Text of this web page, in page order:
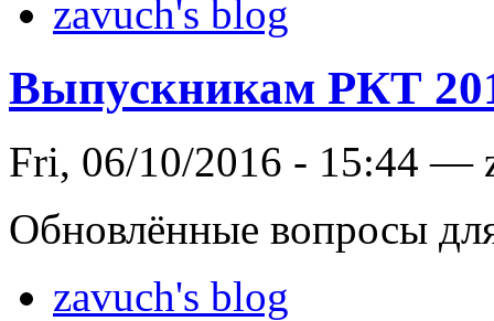
zavuch's blog
Выпускникам РКТ
Fri, 06/10/2016 - 15:44 —
Обновлённые вопросы
zavuch's blog